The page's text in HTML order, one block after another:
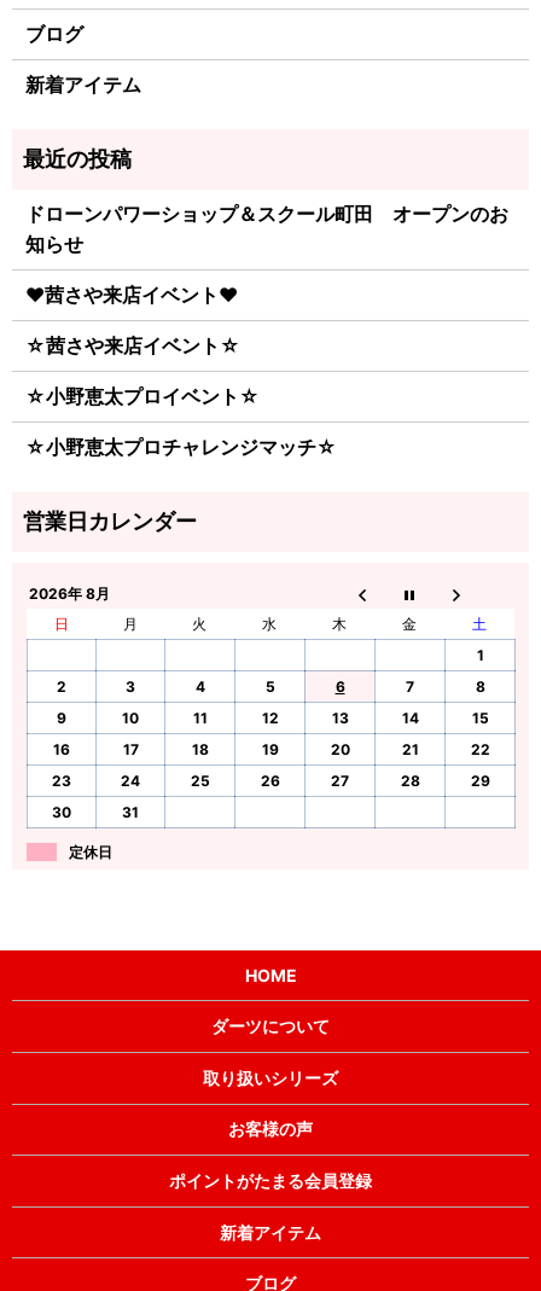
ブログ
新着アイテム
ドローンパワーショップ＆スクール町田 オープンのお
知らせ
♥茜さや来店イベント♥
☆茜さや来店イベント☆
☆小野恵太プロイベント☆
☆小野恵太プロチャレンジマッチ☆
2026年 8月
日
月 火 水 木 金
土
1
2
3 4 5 6 7
8
9
10 11 12 13 14
15
16
17 18 19 20 21
22
23
24 25 26 27 28
29
30
31
定休日
HOME
ダーツについて
取り扱いシリーズ
お客様の声
ポイントがたまる会員登録
新着アイテム
ブログ